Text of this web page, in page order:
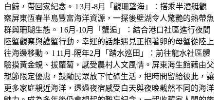
白鯨，帶回家紀念。 l 3月-8月「觀珊望海」：搭乘半潛艇觀
察屏東恆春半島豐富海洋資源，一探後壁湖令人驚艷的熱帶魚
群與珊瑚生態。 l 6月-10月「蟹逅」：結合港口社區進行夜間
陸蟹觀察與護蟹行動，幸運的話能遇見正抱著卵的母蟹從陸上
往海邊移動。 l 11月-隔年2月「踏水巡田」：前往龍水社區體
驗摸黃金蜆、拔蘿蔔，感受農村人文風情。屏東海生館藉由父
親節限定優惠，鼓勵民眾放下忙碌生活，把時間留給彼此，讓
更多家庭親近海洋，透過夜宿感受白天與夜晚截然不同的海洋